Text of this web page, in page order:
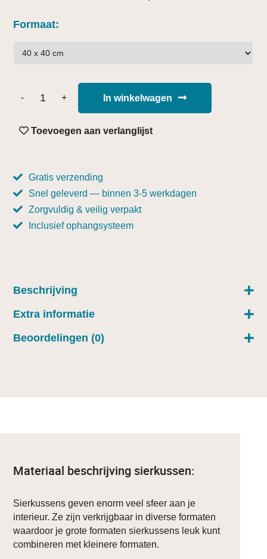
Formaat
In winkelwagen
Toevoegen aan verlanglijst
Gratis verzending
Snel geleverd — binnen 3-5 werkdagen
Zorgvuldig & veilig verpakt
Inclusief ophangsysteem
Beschrijving
Extra informatie
Beoordelingen (0)
Materiaal beschrijving sierkussen:
Sierkussens geven enorm veel sfeer aan je
interieur. Ze zijn verkrijgbaar in diverse formaten
waardoor je grote formaten sierkussens leuk kunt
combineren met kleinere formaten.